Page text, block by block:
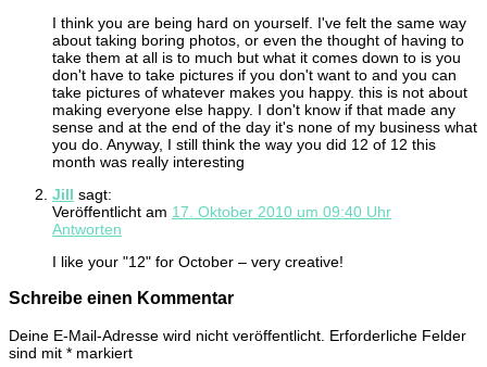
I think you are being hard on yourself. I've felt the same way
about taking boring photos, or even the thought of having to
take them at all is to much but what it comes down to is you
don't have to take pictures if you don't want to and you can
take pictures of whatever makes you happy. this is not about
making everyone else happy. I don't know if that made any
sense and at the end of the day it's none of my business what
you do. Anyway, I still think the way you did 12 of 12 this
month was really interesting
Jill sagt:
Veröffentlicht am 17. Oktober 2010 um 09:40 Uhr
Antworten
I like your "12" for October – very creative!
Schreibe einen Kommentar
Deine E-Mail-Adresse wird nicht veröffentlicht. Erforderliche Felder
sind mit * markiert